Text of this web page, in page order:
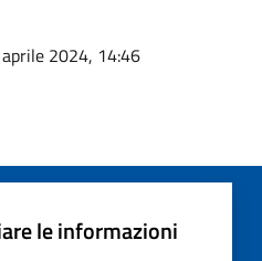
2024, 14:46
le informazioni